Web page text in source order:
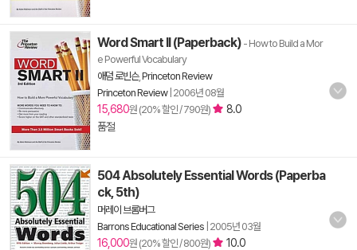
Word Smart II (Paperback) - How to Build a Mor
e Powerful Vocabulary
애덤 로빈슨, Princeton Review
Princeton Review| 2006년 08월
15,680원 (20% 할인 / 790원)
8.0
품절
504 Absolutely Essential Words (Paperba
ck, 5th)
머레이 브롬버그
Barrons Educational Series 2005년 03월
16,000원 (20% 할인 / 800원)
10.0